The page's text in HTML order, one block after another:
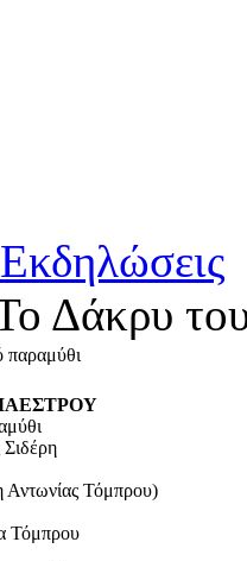
Δάκρυ
Σιδέρη
Αντωνίας Τόμπρου)
Τόμπρου